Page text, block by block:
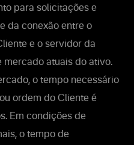
para solicitações e
da conexão entre o
e o servidor da
mercado atuais do ativo.
o tempo necessário
ordem do Cliente é
Em condições de
o tempo de